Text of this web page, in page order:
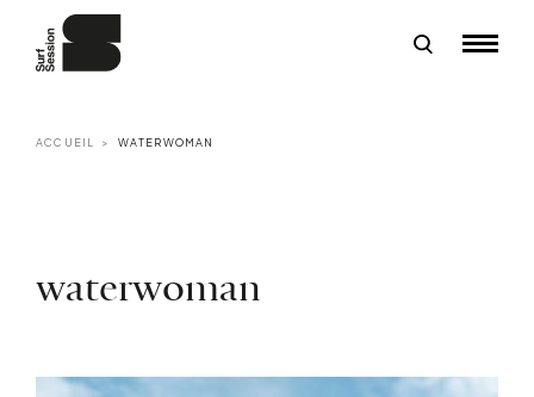
ACCUEIL WATERWOMAN
waterwoman